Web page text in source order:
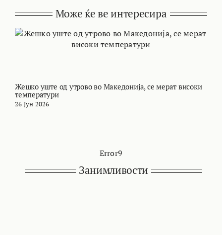
Може ќе ве интересира
Жешко уште од утрово во Македонија, се мерат високи
температури
26 Јун 2026
Error9
Занимливости